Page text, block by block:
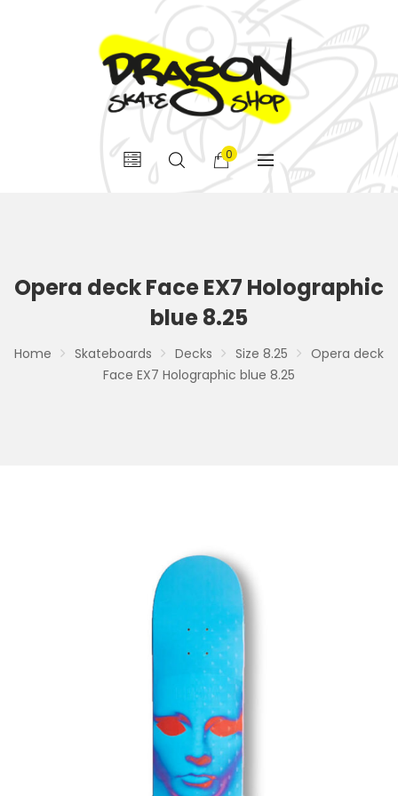
0
Opera deck Face EX7 Holographic
blue 8.25
Home Skateboards Decks Size 8.25
Opera deck
Face EX7 Holographic blue 8.25